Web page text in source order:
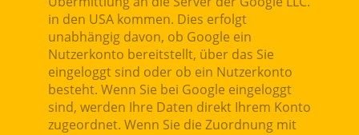
in den USA kommen. Dies erfolgt
unabhängig davon, ob Google ein
Nutzerkonto bereitstellt, über das Sie
eingeloggt sind oder ob ein Nutzerkonto
besteht. Wenn Sie bei Google eingeloggt
sind, werden Ihre Daten direkt Ihrem Konto
zugeordnet. Wenn Sie die Zuordnung mit